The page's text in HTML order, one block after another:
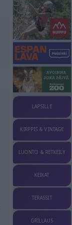
LAPSILLE
KIRPPIS & VINTAGE
LUONTO & RETKEILY
KEIKAT
TERASSIT
GRILLAUS